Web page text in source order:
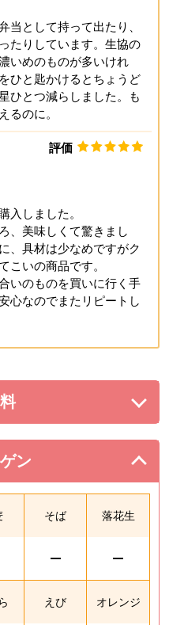
当として持って出たり、
たりしています。生協の
いめのものが多いけれ
ひと匙かけるとちょうど
ひとつ減らしました。も
るのに。
評価
入しました。
、美味しくて驚きまし
、具材は少なめですがク
こいの商品です。
いのものを買いに行く手
心なのでまたリピートし
展開する。
ン
閉じる。
そば 落花生
えび オレンジ